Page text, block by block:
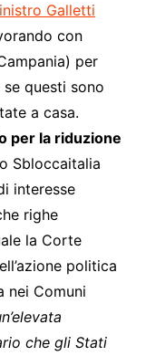
Galletti
con
per
se questi sono
a casa.
per la riduzione
Sbloccaitalia
interesse
righe
la Corte
politica
nei Comuni
che gli Stati